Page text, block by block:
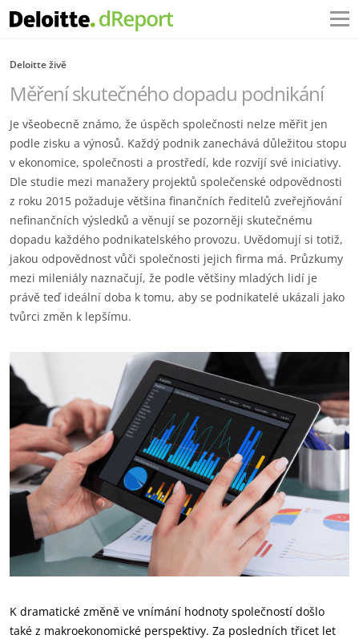
Deloitte živě
Měření skutečného dopadu podnikání
Je všeobecně známo, že úspěch společnosti nelze měřit jen
podle zisku a výnosů. Každý podnik zanechává důležitou stopu
v ekonomice, společnosti a prostředí, kde rozvíjí své iniciativy.
Dle studie mezi manažery projektů společenské odpovědnosti
z roku 2015 požaduje většina finančních ředitelů zveřejňování
nefinančních výsledků a věnují se pozorněji skutečnému
dopadu každého podnikatelského provozu. Uvědomují si totiž,
jakou odpovědnost vůči společnosti jejich firma má. Průzkumy
mezi mileniály naznačují, že podle většiny mladých lidí je
právě teď ideální doba k tomu, aby se podnikatelé ukázali jako
tvůrci změn k lepšímu.
K dramatické změně ve vnímání hodnoty společností došlo
také z makroekonomické perspektivy. Za posledních třicet let